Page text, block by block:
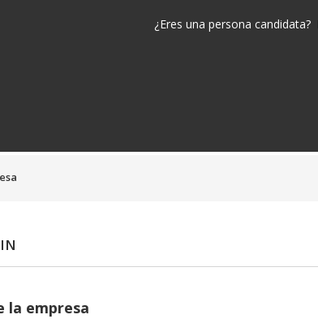
¿Eres una persona candidata?
la empresa